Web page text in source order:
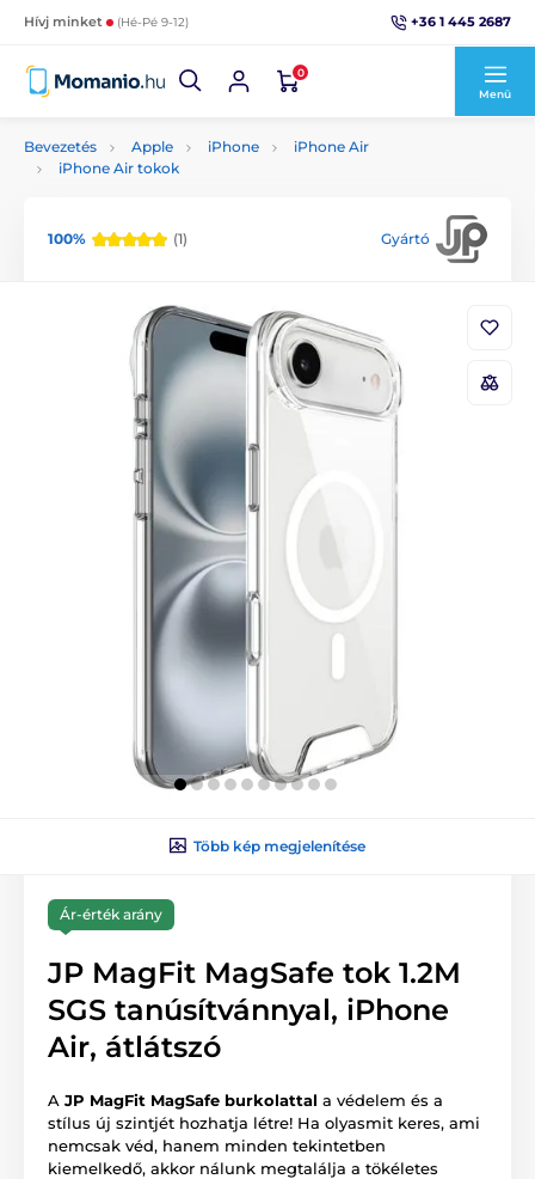
Hívj minket (Hé-Pé 9-12) +36 1 445 2687
0
Menü
Bevezetés Apple iPhone
iPhone Air
iPhone Air tokok
100% (1) Gyártó
Több kép megjelenítése
Ár-érték arány
JP MagFit MagSafe tok 1.2M
SGS tanúsítvánnyal, iPhone
Air, átlátszó
A JP MagFit MagSafe burkolattal a védelem és a
stílus új szintjét hozhatja létre! Ha olyasmit keres, ami
nemcsak véd, hanem minden tekintetben
kiemelkedő, akkor nálunk megtalálja a tökéletes